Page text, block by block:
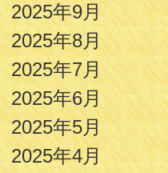
2025年9月
2025年8月
2025年7月
2025年6月
2025年5月
2025年4月